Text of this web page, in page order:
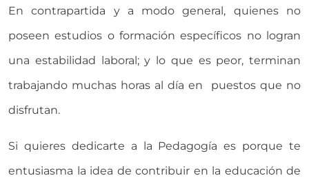
En contrapartida y a modo general, quienes no
poseen estudios o formación específicos no logran
una estabilidad laboral; y lo que es peor, terminan
trabajando muchas horas al día en puestos que no
disfrutan.
Si quieres dedicarte a la Pedagogía es porque te
entusiasma la idea de contribuir en la educación de